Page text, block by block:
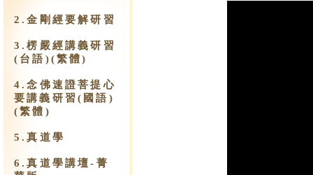
2.金剛經要解研習
3.楞嚴經講義研習
(台語)(繁體)
4.念佛速證菩提心
要講義研習(國語)
(繁體)
5.真道學
6.真道學講壇-菁